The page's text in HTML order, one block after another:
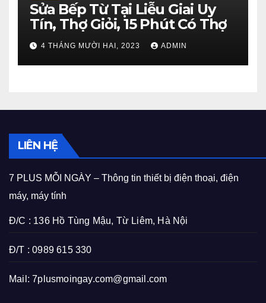
Sửa Bếp Từ Tại Liễu Giai Uy
Tín, Thợ Giỏi, 15 Phút Có Thợ
4 THÁNG MƯỜI HAI, 2023 ADMIN
LIÊN HỆ
7 PLUS MỖI NGÀY – Thông tin thiết bị điện thoại, điện
máy, máy tính
Đ/C : 136 Hồ Tùng Mậu, Từ Liêm, Hà Nội
Đ/T : 0989 615 330
Mail:7plusmoingay.com@gmail.com